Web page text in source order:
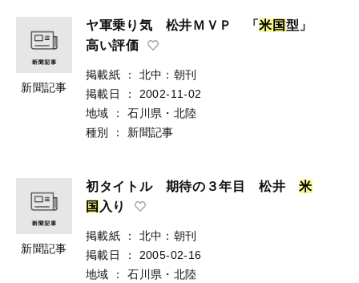
新聞記事
ヤ軍乗り気 松井ＭＶＰ 「米 国型」
高い評価
掲載紙 ：
北中：朝刊
掲載日
：
2002-11-02
地域
：
石川県・北陸
種別
： 新聞記事
新聞記事
初タイトル 期待の３年目 松井米
国 入り
掲載紙 ：
北中：朝刊
掲載日
：
2005-02-16
地域
：
石川県・北陸